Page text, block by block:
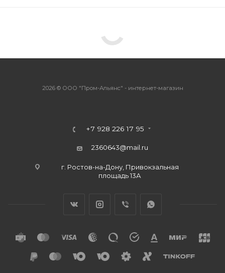
2026 © ООО "Пром-Альянс" - интернет-магазин
+7 928 226 17 95
2360643@mail.ru
г. Ростов-на-Дону, Привокзальная
площадь 13А